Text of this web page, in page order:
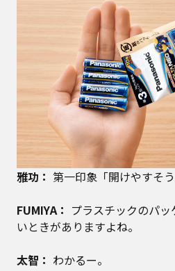
雅功： 第一印象「開けやすそ
FUMIYA： プラスチックのパ
いときがありますよね。
太智： わかるー。